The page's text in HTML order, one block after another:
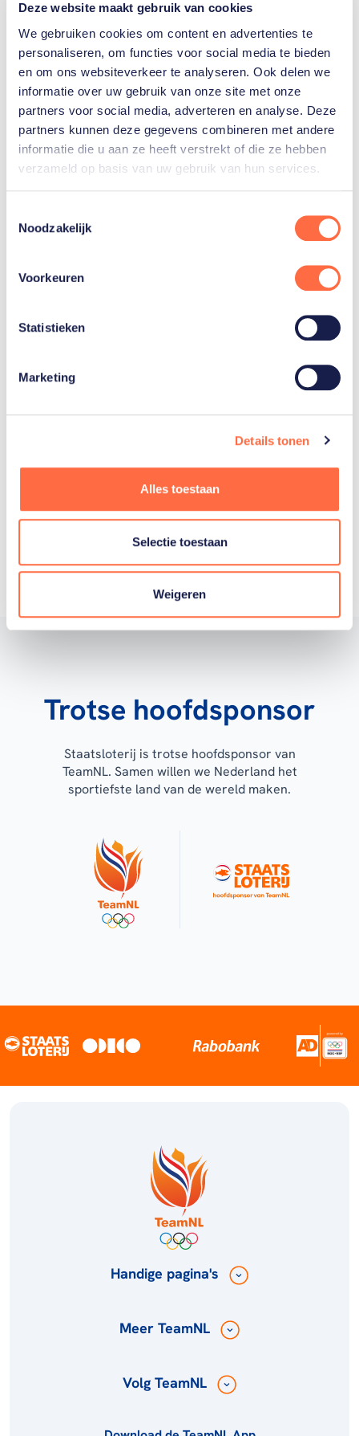
Deze website maakt gebruik van cookies
We gebruiken cookies om content en advertenties te
personaliseren, om functies voor social media te bieden
en om ons websiteverkeer te analyseren. Ook delen we
informatie over uw gebruik van onze site met onze
partners voor social media, adverteren en analyse. Deze
partners kunnen deze gegevens combineren met andere
informatie die u aan ze heeft verstrekt of die ze hebben
verzameld op basis van uw gebruik van hun services.
Noodzakelijk
Voorkeuren
Statistieken
Marketing
Details tonen
Alles toestaan
Selectie toestaan
Weigeren
naar zilver
TeamNL deze Spelen de
Toon alle
Trotse hoofdsponsor
Staatsloterij is trotse hoofdsponsor van
TeamNL. Samen willen we Nederland het
sportiefste land van de wereld maken.
Handige pagina's
Meer TeamNL
Volg TeamNL